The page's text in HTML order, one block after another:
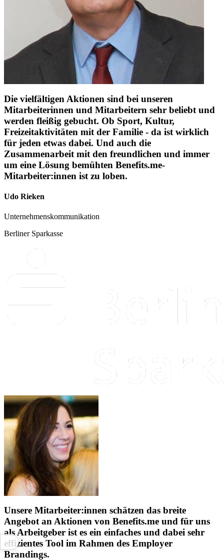
Die vielfältigen Aktionen sind bei unseren
Mitarbeiterinnen und Mitarbeitern sehr beliebt und
werden fleißig gebucht. Ob Sport, Kultur,
Freizeitaktivitäten mit der Familie - da ist wirklich
für jeden etwas dabei. Und auch die
Zusammenarbeit mit den freundlichen und immer
um eine Lösung bemühten Benefits.me-
Mitarbeiter:innen ist zu loben.
Udo Rieken
Unternehmenskommunikation
Berliner Sparkasse
Unsere Mitarbeiter:innen schätzen das breite
Angebot an Aktionen von Benefits.me und für uns
als Arbeitgeber ist es ein einfaches und dabei sehr
effizientes Tool im Rahmen des Employer
Brandings.